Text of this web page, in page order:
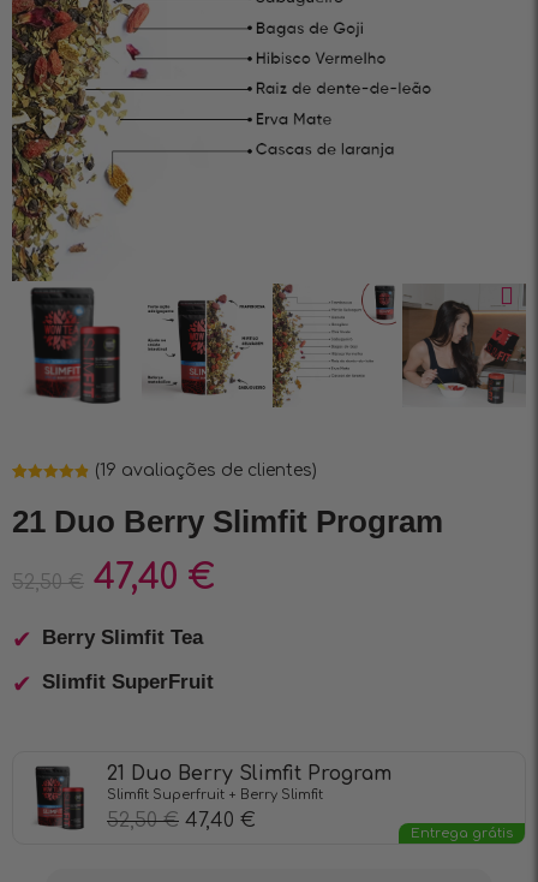
5 com base
em
(19 avaliações de clientes)
21 Duo Berry Slimfit Program
52,50€ 47,40 €
Berry Slimfit Tea
Slimfit SuperFruit
21 Duo Berry Slimfit Program
Slimfit Superfruit + Berry Slimfit
52,50€ 47,40 €
Entrega grátis